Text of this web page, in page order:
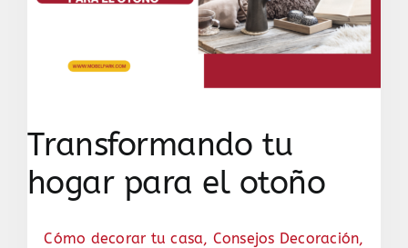
Transformando tu
hogar para el otoño
Cómo decorar tu casa, Consejos Decoración,